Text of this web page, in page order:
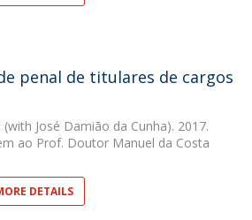
penal de titulares de cargos
(with José Damião da Cunha). 2017.
ao Prof. Doutor Manuel da Costa
DETAILS